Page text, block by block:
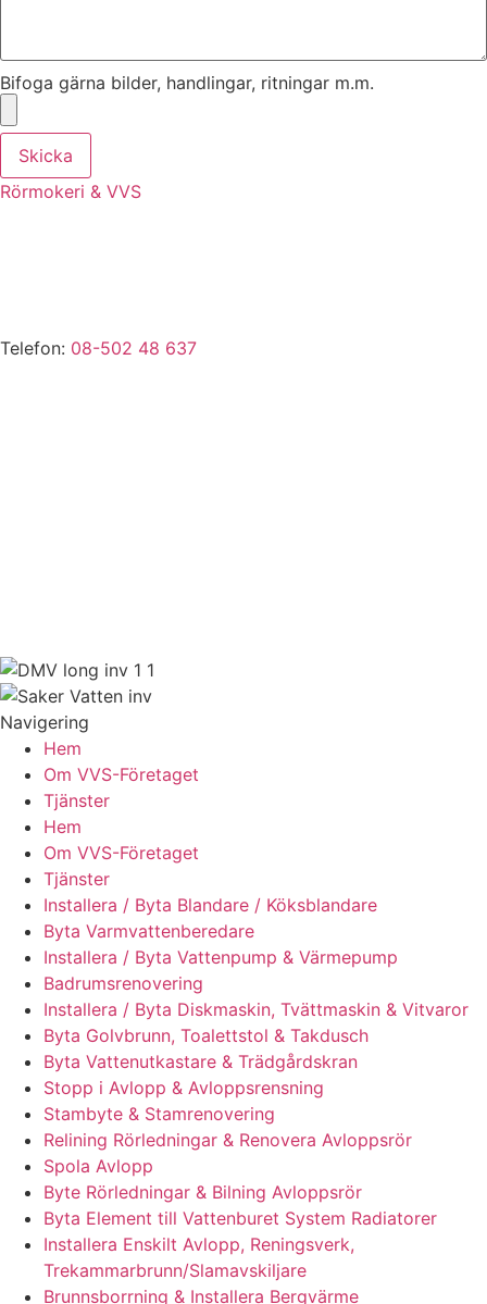
Bifoga gärna bilder, handlingar, ritningar m.m.
Skicka
Rörmokeri & VVS
Telefon: 08-502 48 637
Navigering
Hem
Om VVS-Företaget
Tjänster
Hem
Om VVS-Företaget
Tjänster
Installera / Byta Blandare / Köksblandare
Byta Varmvattenberedare
Installera / Byta Vattenpump & Värmepump
Badrumsrenovering
Installera / Byta Diskmaskin, Tvättmaskin & Vitvaror
Byta Golvbrunn, Toalettstol & Takdusch
Byta Vattenutkastare & Trädgårdskran
Stopp i Avlopp & Avloppsrensning
Stambyte & Stamrenovering
Relining Rörledningar & Renovera Avloppsrör
Spola Avlopp
Byte Rörledningar & Bilning Avloppsrör
Byta Element till Vattenburet System Radiatorer
Installera Enskilt Avlopp, Reningsverk,
Trekammarbrunn/Slamavskiljare
Brunnsborrning & Installera Bergvärme